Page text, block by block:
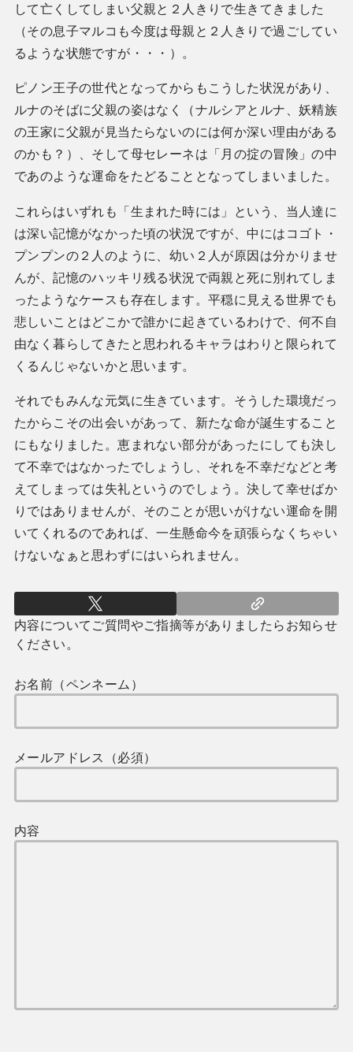
して亡くしてしまい父親と２人きりで生きてきました
（その息子マルコも今度は母親と２人きりで過ごしてい
るような状態ですが・・・）。
ピノン王子の世代となってからもこうした状況があり、
ルナのそばに父親の姿はなく（ナルシアとルナ、妖精族
の王家に父親が見当たらないのには何か深い理由がある
のかも？）、そして母セレーネは「月の掟の冒険」の中
であのような運命をたどることとなってしまいました。
これらはいずれも「生まれた時には」という、当人達に
は深い記憶がなかった頃の状況ですが、中にはコゴト・
プンプンの２人のように、幼い２人が原因は分かりませ
んが、記憶のハッキリ残る状況で両親と死に別れてしま
ったようなケースも存在します。平穏に見える世界でも
悲しいことはどこかで誰かに起きているわけで、何不自
由なく暮らしてきたと思われるキャラはわりと限られて
くるんじゃないかと思います。
それでもみんな元気に生きています。そうした環境だっ
たからこその出会いがあって、新たな命が誕生すること
にもなりました。恵まれない部分があったにしても決し
て不幸ではなかったでしょうし、それを不幸だなどと考
えてしまっては失礼というのでしょう。決して幸せばか
りではありませんが、そのことが思いがけない運命を開
いてくれるのであれば、一生懸命今を頑張らなくちゃい
けないなぁと思わずにはいられません。
内容についてご質問やご指摘等がありましたらお知らせ
ください。
お名前（ペンネーム）
メールアドレス（必須）
内容